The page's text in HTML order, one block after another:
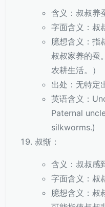
含义：叔叔养
字面含义：叔
臆想含义：指
叔叔家养的蚕
农耕生活。）
出处：无特定
英语含义：
Paternal
silkworms.)
叔惭：
含义：叔叔感
字面含义：叔
臆想含义：叔